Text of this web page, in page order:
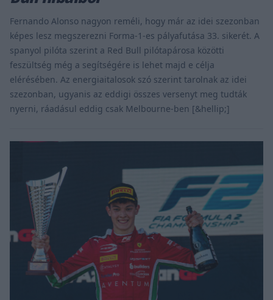
Fernando Alonso nagyon reméli, hogy már az idei szezonban
képes lesz megszerezni Forma-1-es pályafutása 33. sikerét. A
spanyol pilóta szerint a Red Bull pilótapárosa közötti
feszültség még a segítségére is lehet majd e célja
elérésében. Az energiaitalosok szó szerint tarolnak az idei
szezonban, ugyanis az eddigi összes versenyt meg tudták
nyerni, ráadásul eddig csak Melbourne-ben [&hellip;]